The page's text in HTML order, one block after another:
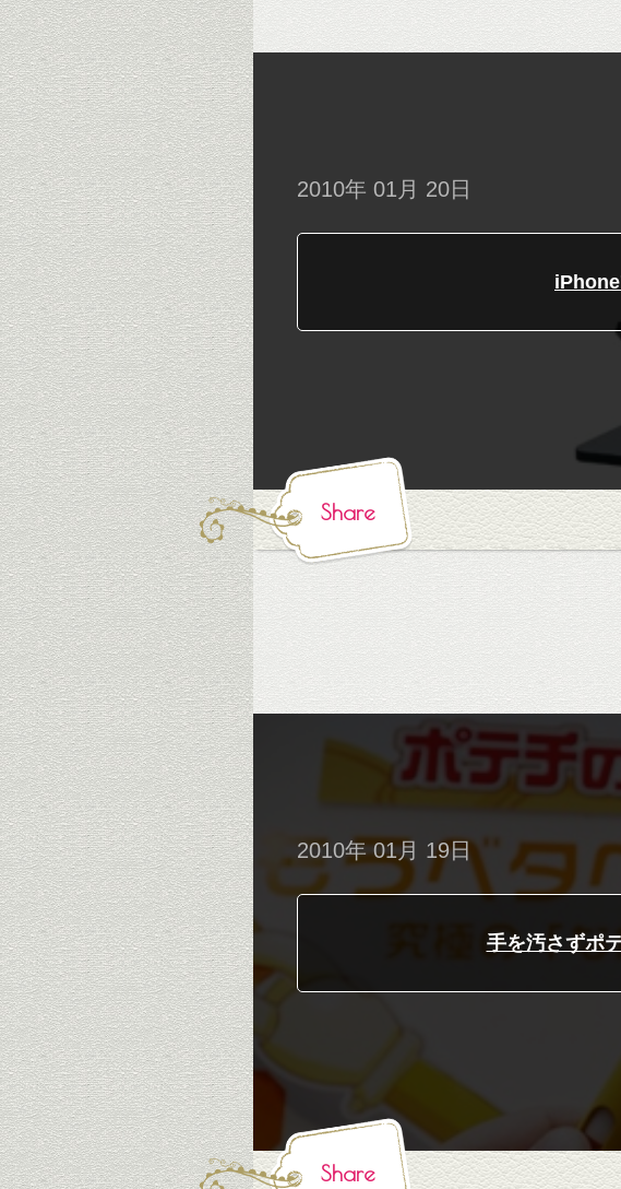
2010年 01月 20日
Share
2010年 01月 19日
手を汚さずポ
Share